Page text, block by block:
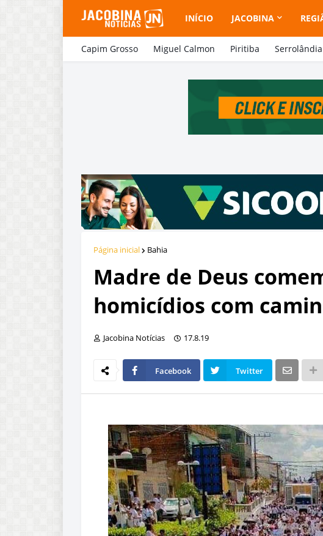
INÍCIO JACOBINA
Capim Grosso Miguel Calmon Piritiba Serrolândia
Página inicial Bahia
Madre de Deus
homicídios com
Jacobina Notícias 17.8.19
Facebook Twitter